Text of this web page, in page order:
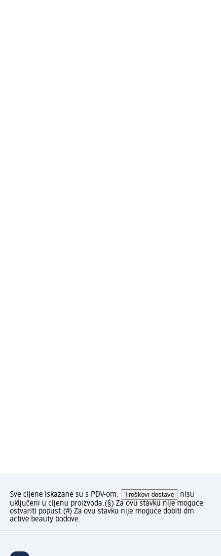
Sve cijene iskazane su s PDV-om. Troškovi dostave
nisu
uključeni u cijenu proizvoda.(§) Za ovu stavku nije moguće
ostvariti popust.(#) Za ovu stavku nije moguće dobiti dm
active beauty bodove.